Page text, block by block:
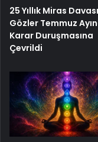
25 Yıllık Miras
Gözler Temmuz
Karar Duruşmasına
Çevrildi